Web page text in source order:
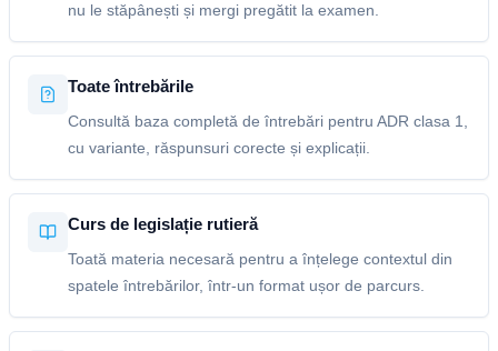
nu le stăpânești și mergi pregătit la examen.
Toate întrebările
Consultă baza completă de întrebări pentru ADR clasa 1,
cu variante, răspunsuri corecte și explicații.
Curs de legislație rutieră
Toată materia necesară pentru a înțelege contextul din
spatele întrebărilor, într-un format ușor de parcurs.